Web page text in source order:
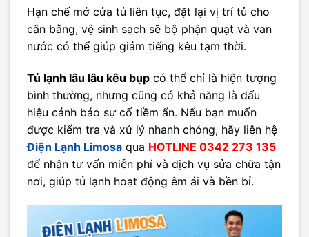
Hạn chế mở cửa tủ liên tục, đặt lại vị trí tủ cho
cân bằng, vệ sinh sạch sẽ bộ phận quạt và van
nước có thể giúp giảm tiếng kêu tạm thời.
Tủ lạnh lâu lâu kêu bụp có thể chỉ là hiện tượng
bình thường, nhưng cũng có khả năng là dấu
hiệu cảnh báo sự cố tiềm ẩn. Nếu bạn muốn
được kiểm tra và xử lý nhanh chóng, hãy liên hệ
Điện Lạnh Limosa qua HOTLINE 0342 273 135
để nhận tư vấn miễn phí và dịch vụ sửa chữa tận
nơi, giúp tủ lạnh hoạt động êm ái và bền bỉ.